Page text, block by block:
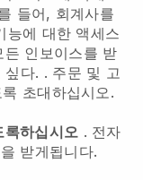
들어, 회계사를
능에 대한 액세스
인보이스를 받
싶다. . 주문 및 고
초대하십시오.
록하십시오 . 전자
받게됩니다.